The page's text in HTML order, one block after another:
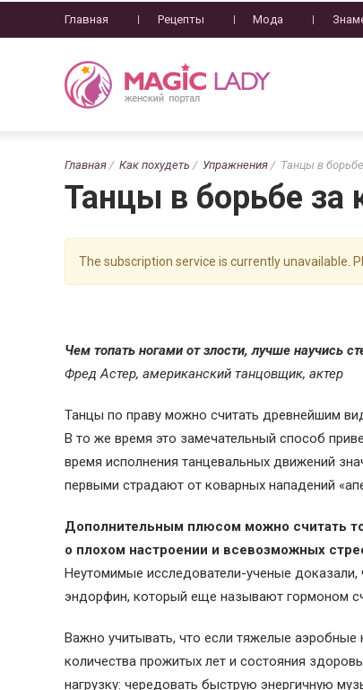
Главная Рецепты Мода
Главная Как похудеть Упражнения Танцы в
Танцы в борьбе за
The subscription service is currently unavailable.
Чем топать ногами от злости, лучше научись
Фред Астер, американский танцовщик, актер
Танцы по праву можно считать древнейшим
В то же время это замечательный способ
время исполнения танцевальных движений
первыми страдают от коварных нападений
Дополнительным плюсом можно считать
о плохом настроении и всевозможных
Неутомимые исследователи-ученые
эндорфин, который еще называют гормоном
Важно учитывать, что если тяжелые
количества прожитых лет и состояния
нагрузку: чередовать быструю энергичную